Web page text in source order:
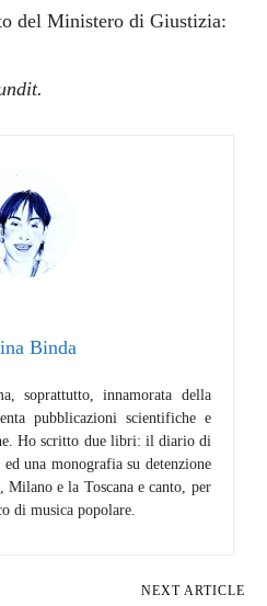
del Ministero di Giustizia:
Binda
soprattutto, innamorata della
pubblicazioni scientifiche e
Ho scritto due libri: il diario di
una monografia su detenzione
e la Toscana e canto, per
di musica popolare.
NEXT ARTICLE